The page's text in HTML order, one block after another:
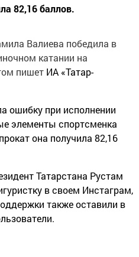
82,16 баллов.
Валиева победила в
катании на
пишет ИА «Татар-
ошибку при исполнении
элементы спортсменка
она получила 82,16
Татарстана Рустам
в своем Инстаграм,
также оставили в